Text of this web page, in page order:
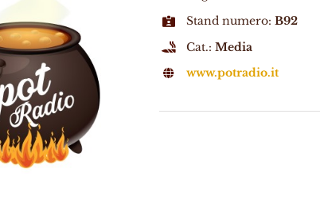
Stand numero: B92
Cat.: Media
www.potradio.it